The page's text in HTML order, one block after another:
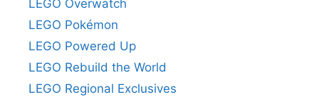
LEGO Overwatch
LEGO Pokémon
LEGO Powered Up
LEGO Rebuild the World
LEGO Regional Exclusives